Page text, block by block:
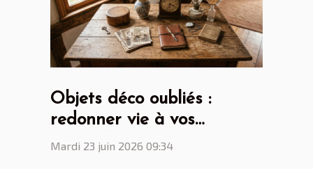
Objets déco oubliés :
redonner vie à vos
trouvailles du grenier
Mardi 23 juin 2026 09:34